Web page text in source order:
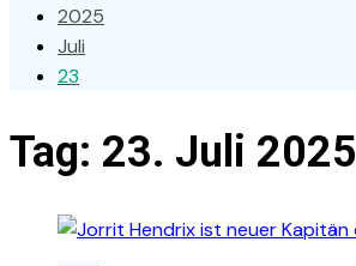
2025
Juli
23
Tag: 23. Juli 2025